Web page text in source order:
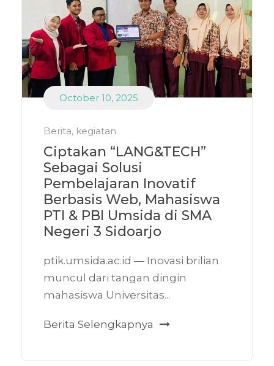
October 10, 2025
Berita, kegiatan
Ciptakan “LANG&TECH”
Sebagai Solusi
Pembelajaran Inovatif
Berbasis Web, Mahasiswa
PTI & PBI Umsida di SMA
Negeri 3 Sidoarjo
ptik.umsida.ac.id — Inovasi brilian
muncul dari tangan dingin
mahasiswa Universitas...
Berita Selengkapnya